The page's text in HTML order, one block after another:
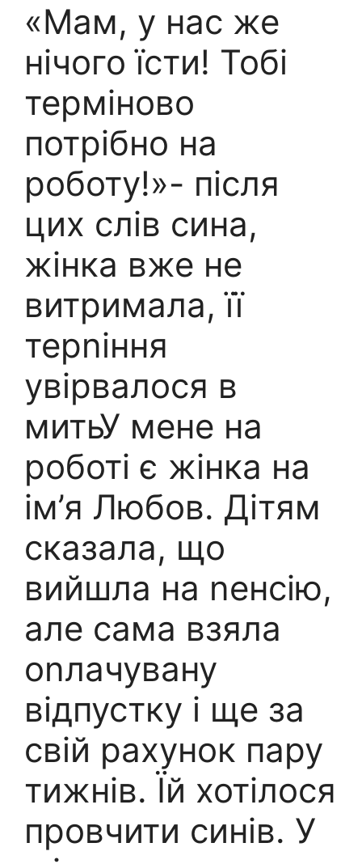
«Мам, у нас же
нічого їсти! Тобі
терміново
потрібно на
роботу!»- після
цих слів сина,
жінка вже не
витримала, її
терnіння
увірвалося в
митьУ мене на
роботі є жінка на
ім’я Любов. Дітям
сказала, що
вийшла на nенсію,
але сама взяла
оnлачувану
відпустку і ще за
свій рахунок пару
тижнів. Їй хотілося
провчити синів. У